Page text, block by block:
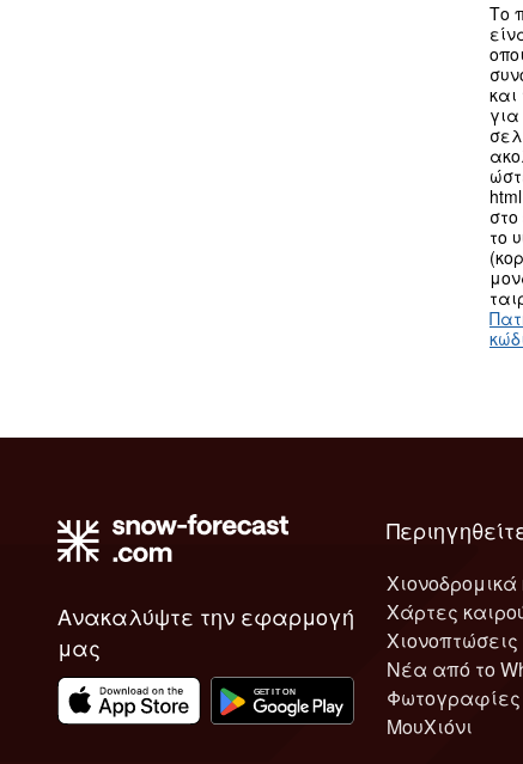
Το
και
το
Ανακαλύψτε την εφαρμογή
μας
Χάρτες
Χιονοπτώσεις
Νέα από το
Φωτογραφίες
ΜουΧιόνι